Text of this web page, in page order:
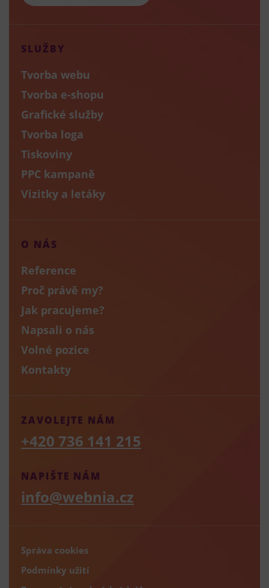
SLUŽBY
Tvorba webu
Tvorba e-shopu
Grafické služby
Tvorba loga
Tiskoviny
PPC kampaně
Vizitky a letáky
O NÁS
Reference
Proč právě my?
Jak pracujeme?
Napsali o nás
Volné pozice
Kontakty
NAPIŠTE NÁM
info@webnia.cz
ZAVOLEJTE NÁM
+420 736 141 215
Správa cookies
Podmínky užití